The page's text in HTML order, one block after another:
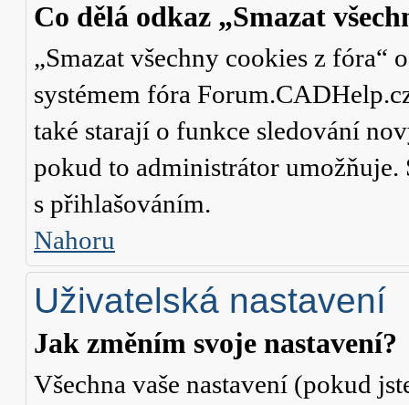
Co dělá odkaz „Smazat
„Smazat všechny cookies z fóra“
systémem fóra
také starají o funkce sledování
pokud to administrátor umožňuje.
s přihlašováním.
Nahoru
Uživatelská nastavení
Jak změním svoje nastavení?
Všechna vaše nastavení (pokud